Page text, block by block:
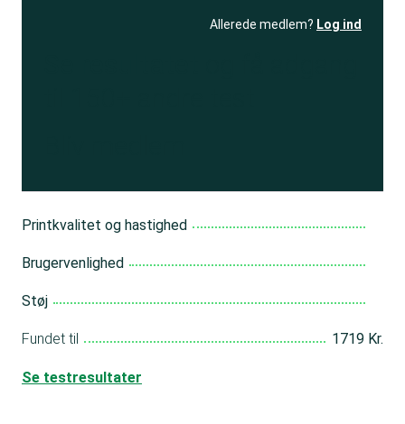
Allerede medlem? Log ind
Printkvalitet og hastighed
Brugervenlighed
Støj
Fundet til 1719 Kr.
Se testresultater